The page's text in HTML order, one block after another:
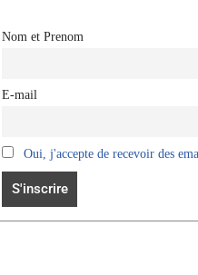
Nom et Prenom
E-mail
Oui, j'accepte de recevoir des